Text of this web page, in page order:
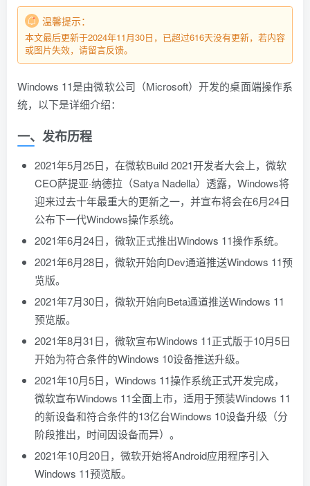
温馨提示：
本文最后更新于2024年11月30日，已超过616天没有更新，若内容
或图片失效，请留言反馈。
Windows 11是由微软公司（Microsoft）开发的桌面端操作系
统，以下是详细介绍：
一、发布历程
2021年5月25日，在微软Build 2021开发者大会上，微软
CEO萨提亚·纳德拉（Satya Nadella）透露，Windows将
迎来过去十年最重大的更新之一，并宣布将会在6月24日
公布下一代Windows操作系统。
2021年6月24日，微软正式推出Windows 11操作系统。
2021年6月28日，微软开始向Dev通道推送Windows 11预
览版。
2021年7月30日，微软开始向Beta通道推送Windows 11
预览版。
2021年8月31日，微软宣布Windows 11正式版于10月5日
开始为符合条件的Windows 10设备推送升级。
2021年10月5日，Windows 11操作系统正式开发完成，
微软宣布Windows 11全面上市，适用于预装Windows 11
的新设备和符合条件的13亿台Windows 10设备升级（分
阶段推出，时间因设备而异）。
2021年10月20日，微软开始将Android应用程序引入
Windows 11预览版。